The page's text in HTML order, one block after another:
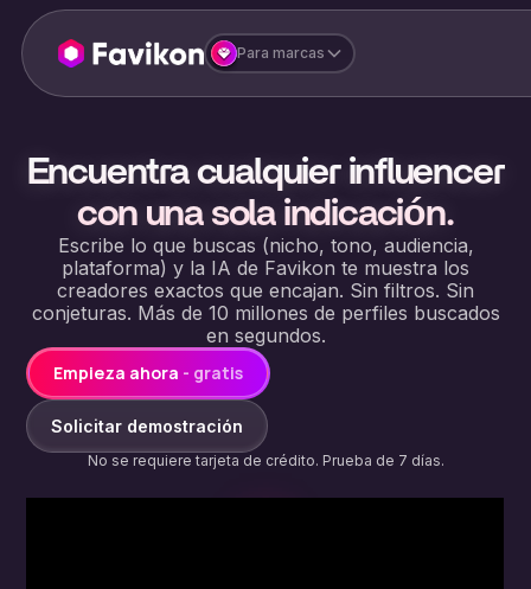
Para marcas
Encuentra cualquier influencer
con una sola indicación.
Escribe lo que buscas (nicho, tono, audiencia,
plataforma) y la IA de Favikon te muestra los
creadores exactos que encajan. Sin filtros. Sin
conjeturas. Más de 10 millones de perfiles buscados
en segundos.
Empieza ahora - gratis
Solicitar demostración
No se requiere tarjeta de crédito. Prueba de 7 días.